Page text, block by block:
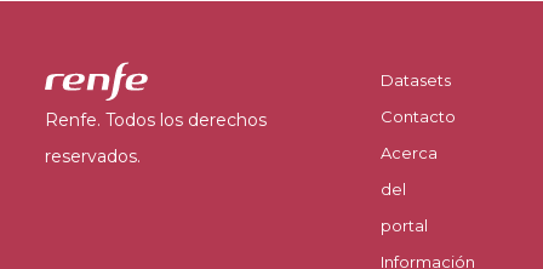
Renfe. Todos los derechos
reservados.
Datasets
Contacto
Acerca
del
portal
Información